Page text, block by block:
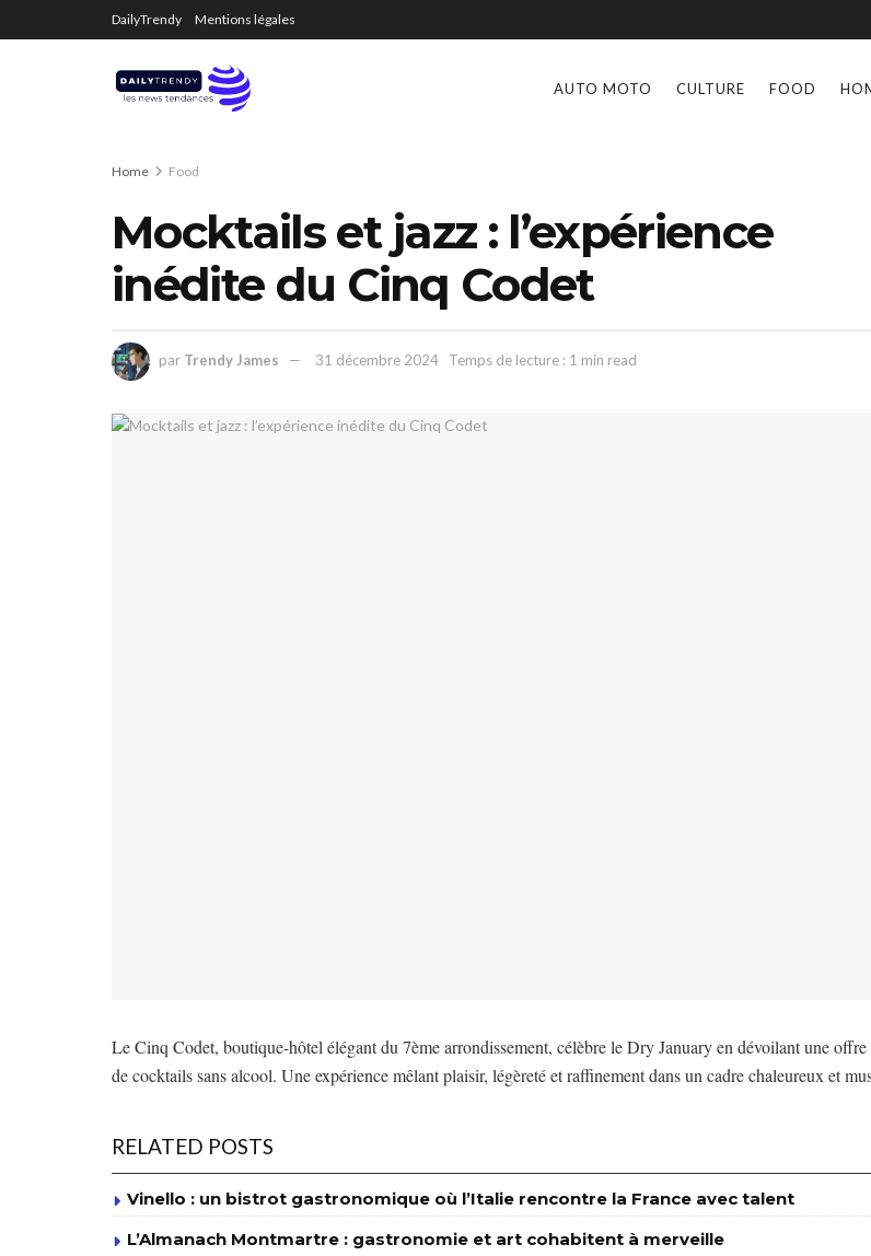
DailyTrendy Mentions légales
AUTO MOTO CULTURE FOOD
Home Food
Mocktails et jazz : l’expérience
inédite du Cinq Codet
par Trendy James 31 décembre 2024 Temps de lecture : 1 min read
Le Cinq Codet, boutique-hôtel élégant du 7ème arrondissement, célèbre le Dry January en dévoilant une offre
de cocktails sans alcool. Une expérience mêlant plaisir, légèreté et raffinement dans un cadre chaleureux et
RELATED POSTS
Vinello : un bistrot gastronomique où l’Italie rencontre la France avec talent
L’Almanach Montmartre : gastronomie et art cohabitent à merveille